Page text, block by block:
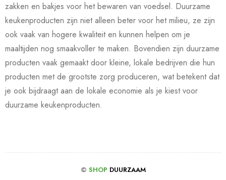
zakken en bakjes voor het bewaren van voedsel. Duurzame
keukenproducten zijn niet alleen beter voor het milieu, ze zijn
ook vaak van hogere kwaliteit en kunnen helpen om je
maaltijden nog smaakvoller te maken. Bovendien zijn duurzame
producten vaak gemaakt door kleine, lokale bedrijven die hun
producten met de grootste zorg produceren, wat betekent dat
je ook bijdraagt aan de lokale economie als je kiest voor
duurzame keukenproducten.
© SHOP DUURZAAM